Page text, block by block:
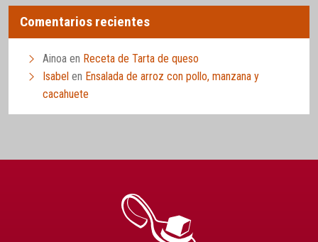
Comentarios recientes
Ainoa en Receta de Tarta de queso
Isabel en Ensalada de arroz con pollo, manzana y
cacahuete